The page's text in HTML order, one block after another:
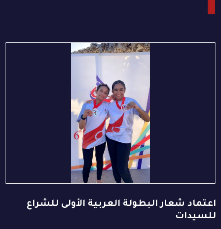
اعتماد شعار البطولة العربية الأولى للشراع
للسيدات